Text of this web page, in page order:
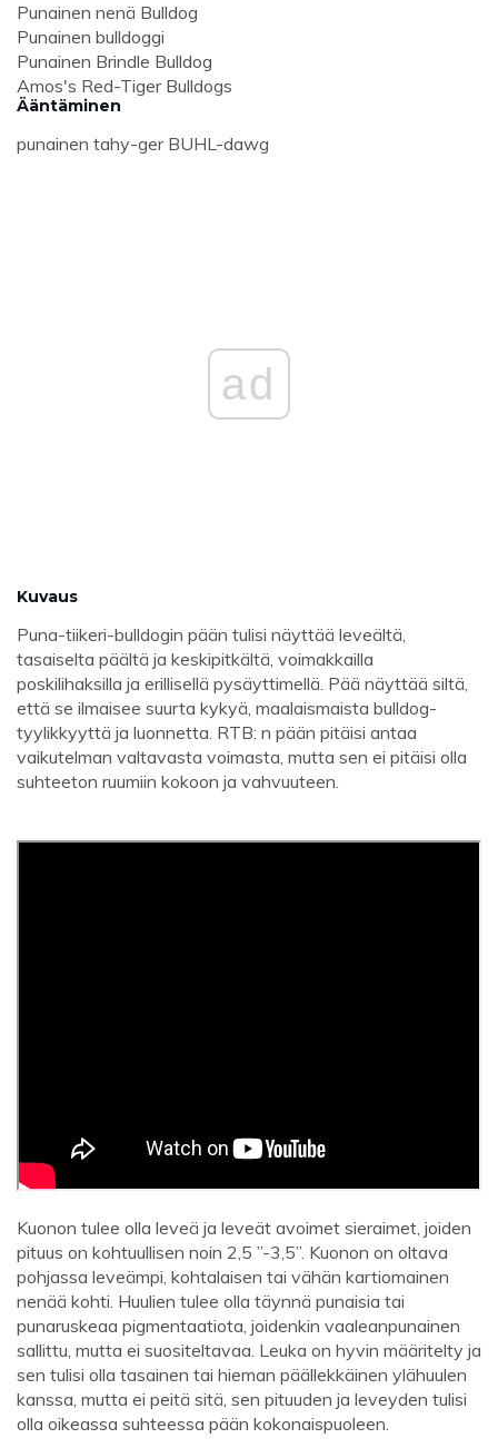
Punainen nenä Bulldog
Punainen bulldoggi
Punainen Brindle Bulldog
Amos's Red-Tiger Bulldogs
Ääntäminen
punainen tahy-ger BUHL-dawg
ad
Kuvaus
Puna-tiikeri-bulldogin pään tulisi näyttää leveältä,
tasaiselta päältä ja keskipitkältä, voimakkailla
poskilihaksilla ja erillisellä pysäyttimellä. Pää näyttää siltä, ​​
että se ilmaisee suurta kykyä, maalaismaista bulldog-
tyylikkyyttä ja luonnetta. RTB: n pään pitäisi antaa
vaikutelman valtavasta voimasta, mutta sen ei pitäisi olla
suhteeton ruumiin kokoon ja vahvuuteen.
Kuonon tulee olla leveä ja leveät avoimet sieraimet, joiden
pituus on kohtuullisen noin 2,5 ”-3,5”. Kuonon on oltava
pohjassa leveämpi, kohtalaisen tai vähän kartiomainen
nenää kohti. Huulien tulee olla täynnä punaisia ​​tai
punaruskeaa pigmentaatiota, joidenkin vaaleanpunainen
sallittu, mutta ei suositeltavaa. Leuka on hyvin määritelty ja
sen tulisi olla tasainen tai hieman päällekkäinen ylähuulen
kanssa, mutta ei peitä sitä, sen pituuden ja leveyden tulisi
olla oikeassa suhteessa pään kokonaispuoleen.